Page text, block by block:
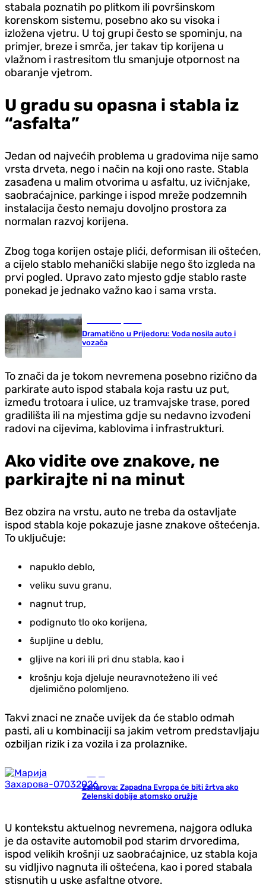
stabala poznatih po plitkom ili površinskom
korenskom sistemu, posebno ako su visoka i
izložena vjetru. U toj grupi često se spominju, na
primjer, breze i smrča, jer takav tip korijena u
vlažnom i rastresitom tlu smanjuje otpornost na
obaranje vjetrom.
U gradu su opasna i stabla iz
“asfalta”
Jedan od najvećih problema u gradovima nije samo
vrsta drveta, nego i način na koji ono raste. Stabla
zasađena u malim otvorima u asfaltu, uz ivičnjake,
saobraćajnice, parkinge i ispod mreže podzemnih
instalacija često nemaju dovoljno prostora za
normalan razvoj korijena.
Zbog toga korijen ostaje plići, deformisan ili oštećen,
a cijelo stablo mehanički slabije nego što izgleda na
prvi pogled. Upravo zato mjesto gdje stablo raste
ponekad je jednako važno kao i sama vrsta.
Dramatično u Prijedoru: Voda nosila auto i
vozača
To znači da je tokom nevremena posebno rizično da
parkirate auto ispod stabala koja rastu uz put,
između trotoara i ulice, uz tramvajske trase, pored
gradilišta ili na mjestima gdje su nedavno izvođeni
radovi na cijevima, kablovima i infrastrukturi.
Ako vidite ove znakove, ne
parkirajte ni na minut
Bez obzira na vrstu, auto ne treba da ostavljate
ispod stabla koje pokazuje jasne znakove oštećenja.
To uključuje:
napuklo deblo,
veliku suvu granu,
nagnut trup,
podignuto tlo oko korijena,
šupljine u deblu,
gljive na kori ili pri dnu stabla, kao i
krošnju koja djeluje neuravnoteženo ili već
djelimično polomljeno.
Takvi znaci ne znače uvijek da će stablo odmah
pasti, ali u kombinaciji sa jakim vetrom predstavljaju
ozbiljan rizik i za vozila i za prolaznike.
Zaharova: Zapadna Evropa će biti žrtva ako
Zelenski dobije atomsko oružje
U kontekstu aktuelnog nevremena, najgora odluka
je da ostavite automobil pod starim drvoredima,
ispod velikih krošnji uz saobraćajnice, uz stabla koja
su vidljivo nagnuta ili oštećena, kao i pored stabala
stisnutih u uske asfaltne otvore.